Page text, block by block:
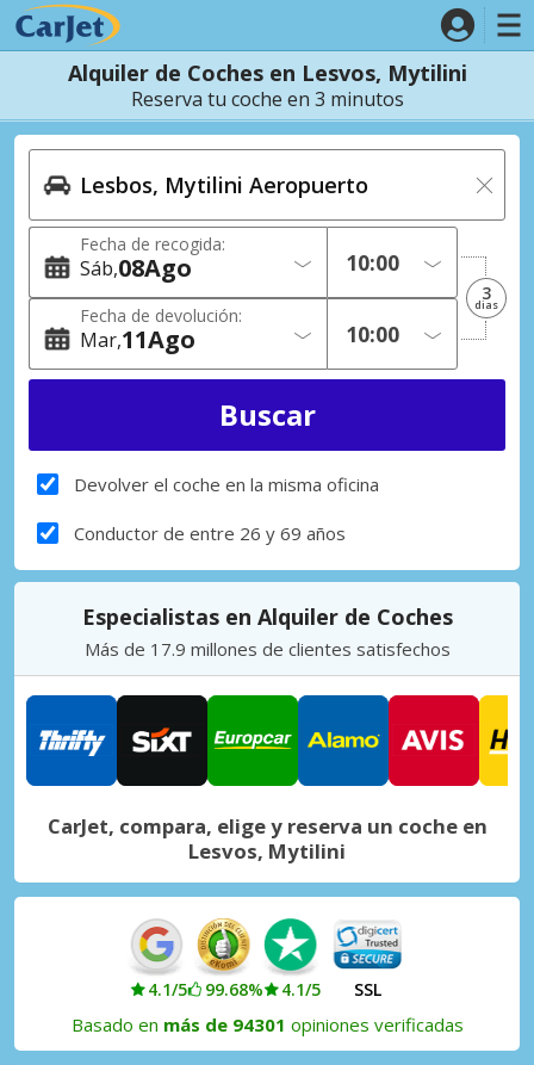
Alquiler de Coches en Lesvos, Mytilini
Reserva tu coche en 3 minutos
Fecha de recogida:
Sáb 08Ago
Fecha de devolución:
Mar 11Ago
3
dias
Devolver el coche en la misma oficina
Conductor de entre 26 y 69 años
Especialistas en Alquiler de Coches
Más de 17.9 millones de clientes satisfechos
CarJet, compara, elige y reserva un coche en
Lesvos, Mytilini
4.1/5 99.68% 4.1/5 SSL
Basado en más de 94301 opiniones verificadas